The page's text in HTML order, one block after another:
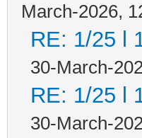
March-2026,
RE: 1/25 l
30-March-
RE: 1/25 l
30-March-